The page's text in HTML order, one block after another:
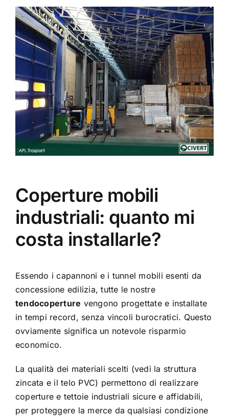
Coperture mobili
industriali: quanto mi
costa installarle?
Essendo i capannoni e i tunnel mobili esenti da
concessione edilizia, tutte le nostre
tendocoperture vengono progettate e installate
in tempi record, senza vincoli burocratici. Questo
ovviamente significa un notevole risparmio
economico.
La qualità dei materiali scelti (vedi la struttura
zincata e il telo PVC) permettono di realizzare
coperture e tettoie industriali sicure e affidabili,
per proteggere la merce da qualsiasi condizione